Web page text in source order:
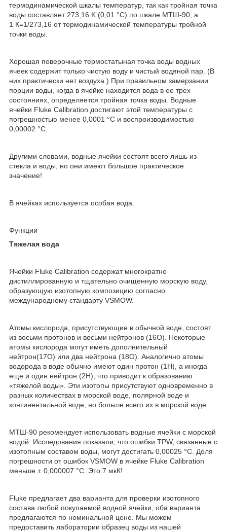
термодинамической шкалы температур, так как тройная точка
воды составляет 273,16 K (0,01 °C) по шкале МТШ-90, а
1 К=1/273,16 от термодинамической температуры тройной
точки воды.
Хорошая поверочные термостатыная точка воды водных
ячеек содержит только чистую воду и чистый водяной пар. (В
них практически нет воздуха.) При правильном замерзании
порции воды, когда в ячейке находится вода в ее трех
состояниях, определяется тройная точка воды. Водные
ячейки Fluke Calibration достигают этой температуры с
погрешностью менее 0,0001 °C и воспроизводимостью
0,00002 °C.
Другими словами, водные ячейки состоят всего лишь из
стекла и воды, но они имеют большое практическое
значение!
В ячейках используется особая вода.
Функции
Тяжелая вода
Ячейки Fluke Calibration содержат многократно
дистиллированную и тщательно очищенную морскую воду,
образующую изотопную композицию согласно
международному стандарту VSMOW.
Атомы кислорода, присутствующие в обычной воде, состоят
из восьми протонов и восьми нейтронов (16O). Некоторые
атомы кислорода могут иметь дополнительный
нейтрон(17O) или два нейтрона (18O). Аналогично атомы
водорода в воде обычно имеют один протон (1H), а иногда
еще и один нейтрон (2H), что приводит к образованию
«тяжелой воды». Эти изотопы присутствуют одновременно в
разных количествах в морской воде, полярной воде и
континентальной воде, но больше всего их в морской воде.
МТШ-90 рекомендует использовать водные ячейки с морской
водой. Исследования показали, что ошибки TPW, связанные с
изотопным составом воды, могут достигать 0,00025 °C. Доля
погрешности от ошибок VSMOW в ячейке Fluke Calibration
меньше ± 0,000007 °C. Это 7 мкК!
Fluke предлагает два варианта для проверки изотопного
состава любой покупаемой водной ячейки, оба варианта
предлагаются по номинальной цене. Мы можем
предоставить лаборатории образец воды из нашей